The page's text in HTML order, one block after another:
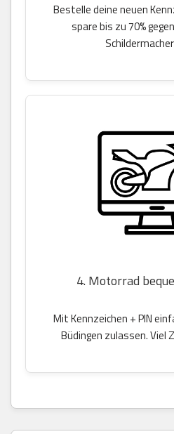
Bestelle deine neuen
spare bis zu 70%
4. Motorrad
Mit Kennzeichen + PIN
Büdingen zulassen. Viel